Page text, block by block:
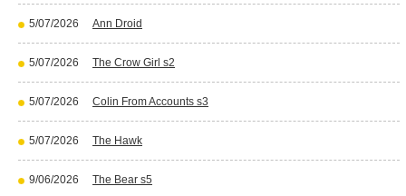
5/07/2026 Ann Droid
5/07/2026 The Crow Girl s2
5/07/2026 Colin From Accounts s3
5/07/2026 The Hawk
9/06/2026 The Bear s5